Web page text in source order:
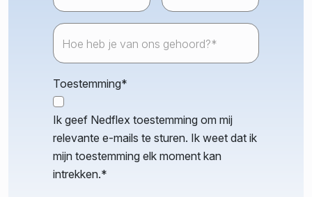
Hoe heb je van ons gehoord?*
Toestemming*
Ik geef Nedflex toestemming om mij
relevante e-mails te sturen. Ik weet dat ik
mijn toestemming elk moment kan
intrekken.*